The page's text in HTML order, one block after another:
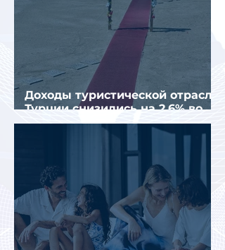
Доходы туристической отрасли
Турции снизились на 2,6% во
втором квартале 2026 года